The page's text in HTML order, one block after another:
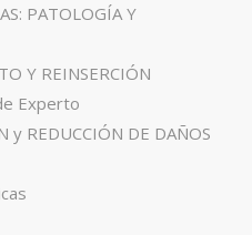
PATOLOGÍA Y
Y REINSERCIÓN
Experto
y REDUCCIÓN DE DAÑOS